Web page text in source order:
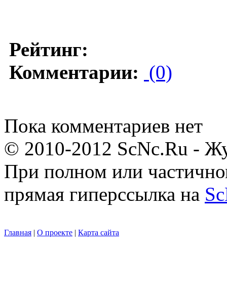
Рейтинг:
Комментарии: (0)
Пока комментариев нет
© 2010-2012 ScNc.Ru -
При полном или
прямая гиперссылка на
Главная | О проекте | Карта сайта